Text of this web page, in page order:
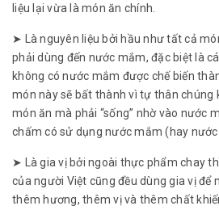
liệu lại vừa là món ăn chính.
➤ Là nguyên liệu bởi hầu như tất cả
phải dùng đến nước mắm, đặc biệt là
không có nước mắm được chế biến
món này sẽ bất thành vì tự thân
món ăn mà phải “sống” nhờ vào nước
chấm có sử dụng nước mắm (hay nước
➤ Là gia vị bởi ngoài thực phẩm chay
của người Việt cũng đều dùng gia vị để
thêm hương, thêm vị và thêm chất